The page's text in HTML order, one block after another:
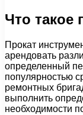
Что такое
Прокат
арендовать
определенный
популярностью
ремонтных
выполнить
необходимости